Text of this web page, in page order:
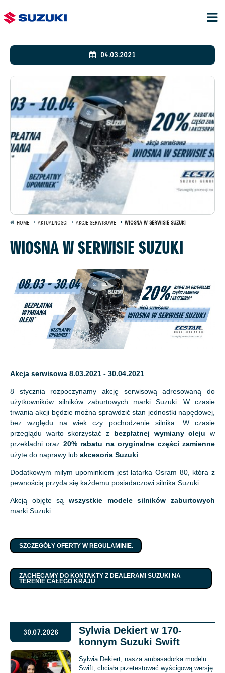
04.03.2021
HOME AKTUALNOŚCI AKCJE SERWISOWE WIOSNA W SERWISIE SUZUKI
WIOSNA W SERWISIE SUZUKI
Akcja serwisowa 8.03.2021 - 30.04.2021
8 stycznia rozpoczynamy akcję serwisową adresowaną do
użytkowników silników zaburtowych marki Suzuki. W czasie
trwania akcji będzie można sprawdzić stan jednostki napędowej,
bez względu na wiek czy pochodzenie silnika. W czasie
przeglądu warto skorzystać z bezpłatnej wymiany oleju w
przekładni oraz 20% rabatu na oryginalne części zamienne
użyte do naprawy lubakcesoria Suzuki
Dodatkowym miłym upominkiem jest latarka Osram 80, która z
pewnością przyda się każdemu posiadaczowi silnika Suzuki.
Akcją objęte są wszystkie modele silników zaburtowych
marki Suzuki.
SZCZEGÓŁY OFERTY W REGULAMINIE.
ZACHĘCAMY DO KONTAKTY Z DEALERAMI SUZUKI NA
TERENIE CAŁEGO KRAJU
30.07.2026
Sylwia Dekiert w 170-
konnym Suzuki Swift
Sylwia Dekiert, nasza ambasadorka modelu
Swift, chciała przetestować wyścigową wersję